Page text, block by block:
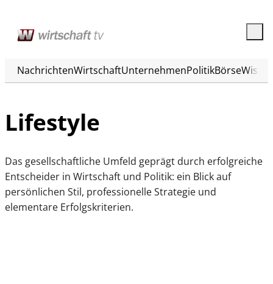
NachrichtenWirtschaftUnternehmenPolitikBörse
Lifestyle
Das gesellschaftliche Umfeld geprägt durch erfolgreiche
Entscheider in Wirtschaft und Politik: ein Blick auf
persönlichen Stil, professionelle Strategie und
elementare Erfolgskriterien.